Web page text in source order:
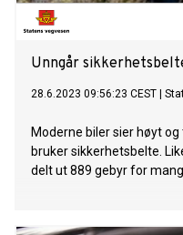
Unngår
28.6.2023 09:56:23 CEST
Moderne biler sier høyt
bruker sikkerhetsbelte.
delt ut 889 gebyr for